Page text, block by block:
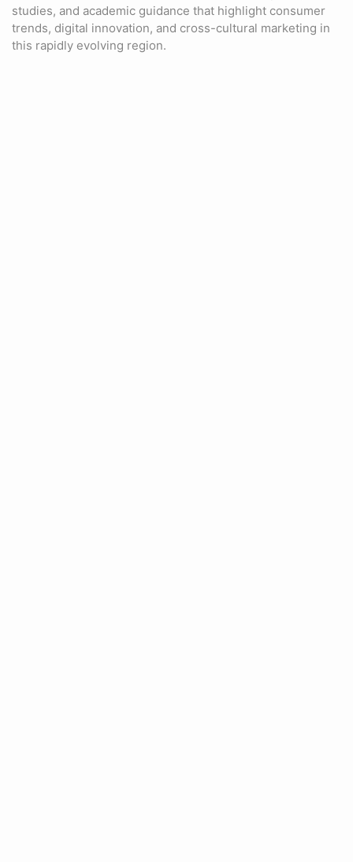
studies, and academic guidance that highlight consumer
trends, digital innovation, and cross-cultural marketing in
this rapidly evolving region.